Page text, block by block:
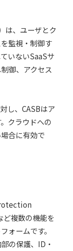
は、ユーザとク
監視・制御す
いないSaaSサ
御、アクセス
し、CASBはア
クラウドへの
合に有効で
複数の機能を
ォームです。
の保護、ID・